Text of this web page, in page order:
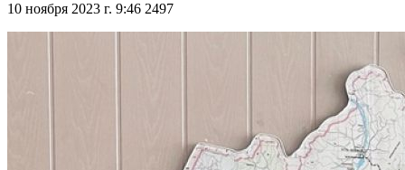
10 ноября 2023 г. 9:46 2497